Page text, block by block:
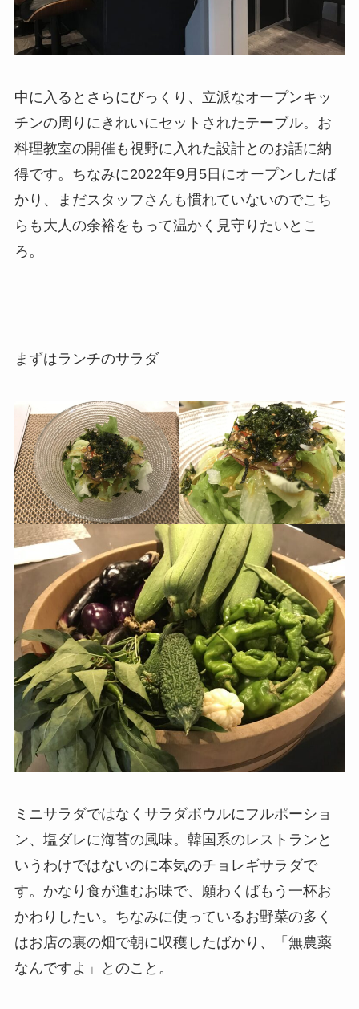
中に入るとさらにびっくり、立派なオープンキッ
チンの周りにきれいにセットされたテーブル。お
料理教室の開催も視野に入れた設計とのお話に納
得です。ちなみに2022年9月5日にオープンしたば
かり、まだスタッフさんも慣れていないのでこち
らも大人の余裕をもって温かく見守りたいとこ
ろ。
まずはランチのサラダ
ミニサラダではなくサラダボウルにフルポーショ
ン、塩ダレに海苔の風味。韓国系のレストランと
いうわけではないのに本気のチョレギサラダで
す。かなり食が進むお味で、願わくばもう一杯お
かわりしたい。ちなみに使っているお野菜の多く
はお店の裏の畑で朝に収穫したばかり、「無農薬
なんですよ」とのこと。